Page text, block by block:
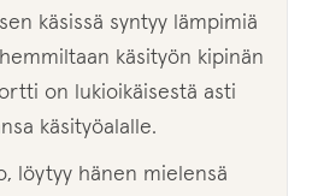
käsissä syntyy lämpimiä
käsityön kipinän
on lukioikäisestä asti
käsityöalalle.
löytyy hänen mielensä